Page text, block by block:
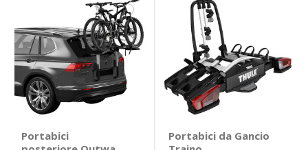
Portabici
Portabici da Gancio